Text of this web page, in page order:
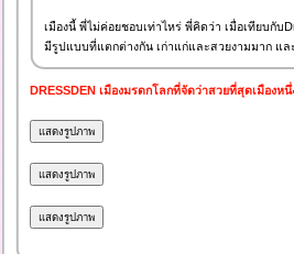
เมืองนี้ พี่ไม่ค่อยชอบเท่าไหร่ พี่คิดว่า เมื่อเทียบกับ
มีรูปแบบที่แตกต่างกัน เก่าแก่และสวยงามมาก แ
DRESSDEN เมืองมรดกโลกที่จัดว่าสวยที่สุดเมืองหนึ่